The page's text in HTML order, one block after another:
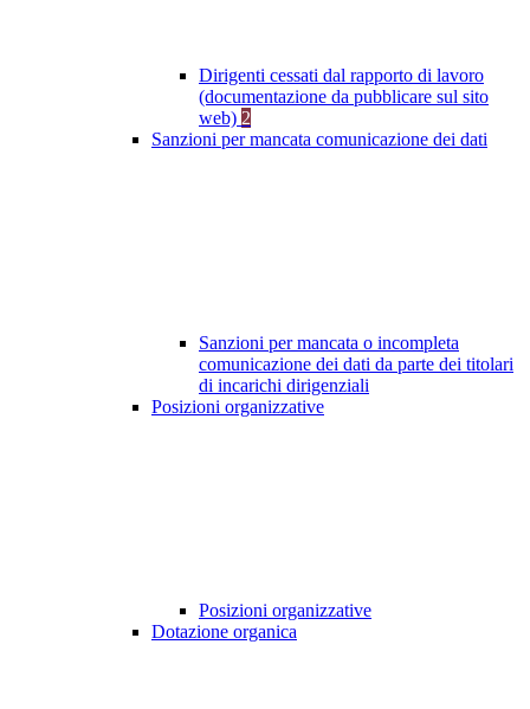
Dirigenti cessati dal rapporto di lavoro
(documentazione da pubblicare sul sito
web) 2
Sanzioni per mancata comunicazione dei dati
Sanzioni per mancata o incompleta
comunicazione dei dati da parte dei titolari
di incarichi dirigenziali
Posizioni organizzative
Posizioni organizzative
Dotazione organica